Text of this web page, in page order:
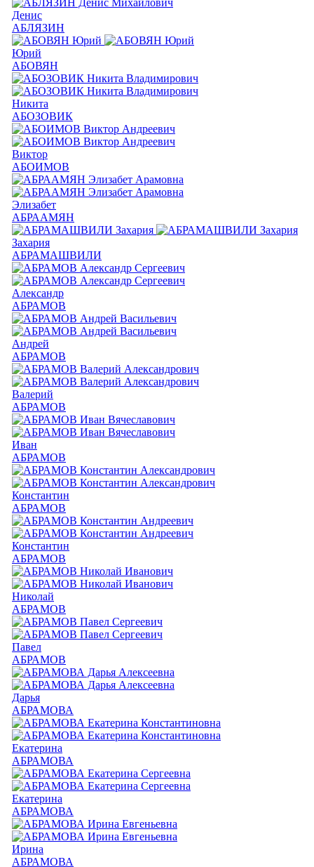
Денис
АБЛЯЗИН
Юрий
АБОВЯН
Никита
АБОЗОВИК
Виктор
АБОИМОВ
Элизабет
АБРААМЯН
Захария
АБРАМАШВИЛИ
Александр
АБРАМОВ
Андрей
АБРАМОВ
Валерий
АБРАМОВ
Иван
АБРАМОВ
Константин
АБРАМОВ
Константин
АБРАМОВ
Николай
АБРАМОВ
Павел
АБРАМОВ
Дарья
АБРАМОВА
Екатерина
АБРАМОВА
Екатерина
АБРАМОВА
Ирина
АБРАМОВА